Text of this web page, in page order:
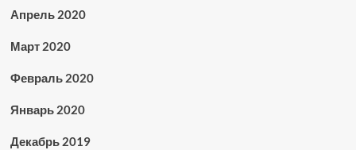
Апрель 2020
Март 2020
Февраль 2020
Январь 2020
Декабрь 2019